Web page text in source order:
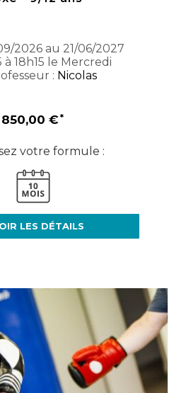
2026 au 21/06/2027
à 18h15 le Mercredi
: Nicolas
850,00 €
votre formule :
LES DÉTAILS